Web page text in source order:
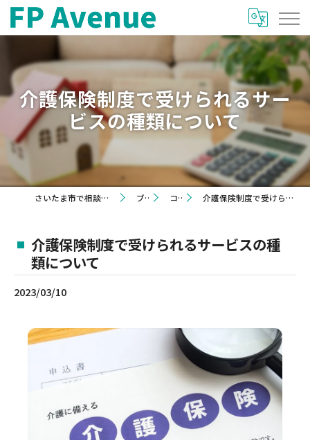
介護保険制度で受けられるサー
ビスの種類について
さいたま市で相談を希望するならFP Avenue ブログ コラム 介護保険制度で受けられるサービスの種類について
介護保険制度で受けられるサービスの種
類について
2023/03/10